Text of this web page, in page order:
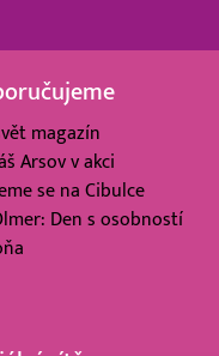
magazín
Arsov v akci
se na Cibulce
Den s osobností